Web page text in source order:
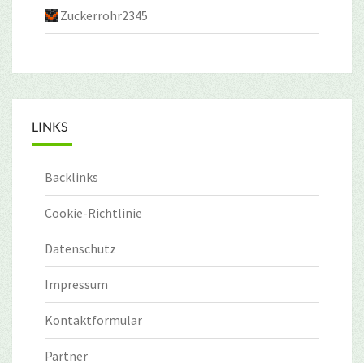
Zuckerrohr2345
LINKS
Backlinks
Cookie-Richtlinie
Datenschutz
Impressum
Kontaktformular
Partner